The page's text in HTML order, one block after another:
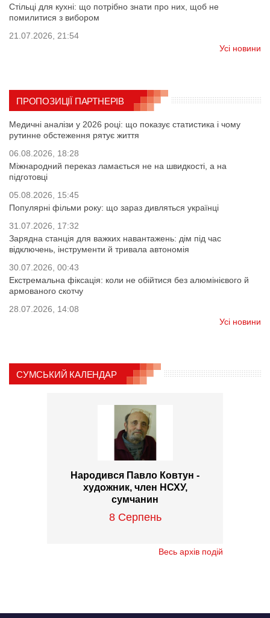
Стільці для кухні: що потрібно знати про них, щоб не
помилитися з вибором
21.07.2026, 21:54
Усі новини
ПРОПОЗИЦІЇ ПАРТНЕРІВ
Медичні аналізи у 2026 році: що показує статистика і чому
рутинне обстеження рятує життя
06.08.2026, 18:28
Міжнародний переказ ламається не на швидкості, а на
підготовці
05.08.2026, 15:45
Популярні фільми року: що зараз дивляться українці
31.07.2026, 17:32
Зарядна станція для важких навантажень: дім під час
відключень, інструменти й тривала автономія
30.07.2026, 00:43
Екстремальна фіксація: коли не обійтися без алюмінієвого й
армованого скотчу
28.07.2026, 14:08
Усі новини
СУМСЬКИЙ КАЛЕНДАР
Народився Павло Ковтун -
художник, член НСХУ,
сумчанин
8 Серпень
Весь архів подій